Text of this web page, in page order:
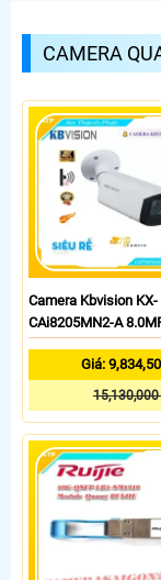
CAMERA
Camera Kbvision KX-
CAi8205MN2-A
Giá:
15,130,000